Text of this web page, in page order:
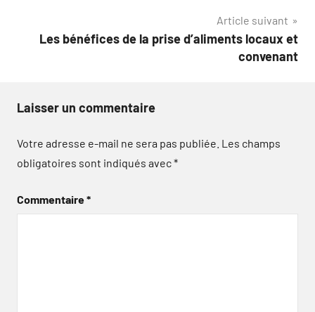
Article suivant
Les bénéfices de la prise d’aliments locaux et
convenant
Laisser un commentaire
Votre adresse e-mail ne sera pas publiée. Les champs
obligatoires sont indiqués avec*
Commentaire*